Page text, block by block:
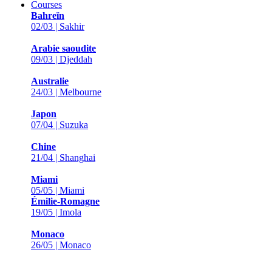
Courses
Bahreïn
02/03 | Sakhir
Arabie saoudite
09/03 | Djeddah
Australie
24/03 | Melbourne
Japon
07/04 | Suzuka
Chine
21/04 | Shanghai
Miami
05/05 | Miami
Émilie-Romagne
19/05 | Imola
Monaco
26/05 | Monaco